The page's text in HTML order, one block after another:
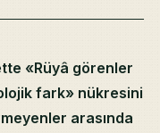
«Rüyâ görenler
fark» nükresini
arasında